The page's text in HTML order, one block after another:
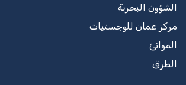
الشؤون البحرية
مركز عمان للوجستيات
الموانئ
الطرق